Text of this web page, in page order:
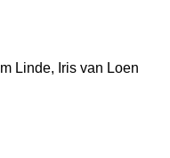
Linde, Iris van Loen